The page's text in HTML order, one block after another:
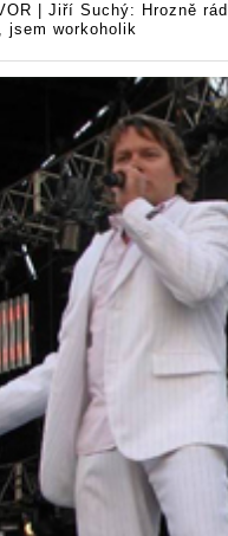
| Jiří Suchý: Hrozně
jsem workoholik